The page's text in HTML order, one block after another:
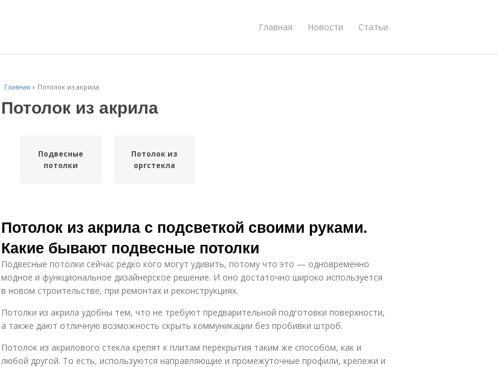
Главная Новости Статьи
Главная » Потолок из акрила
Потолок из акрила
Подвесные
потолки
Потолок из
оргстекла
Потолок из акрила с подсветкой своими руками.
Какие бывают подвесные потолки
Подвесные потолки сейчас редко кого могут удивить, потому что это — одновременно
модное и функциональное дизайнерское решение. И оно достаточно широко используется
в новом строительстве, при ремонтах и реконструкциях.
Потолки из акрила удобны тем, что не требуют предварительной подготовки поверхности,
а также дают отличную возможность скрыть коммуникации без пробивки штроб.
Потолок из акрилового стекла крепят к плитам перекрытия таким же способом, как и
любой другой. То есть, используются направляющие и промежуточные профили, крепежи и